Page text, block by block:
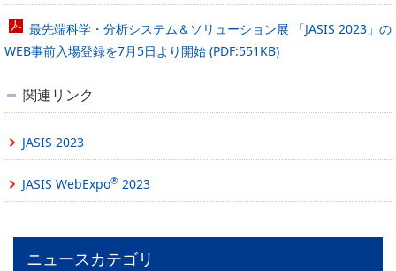
最先端科学・分析システム＆ソリューション展 「JASIS 2023」の
WEB事前入場登録を7月5日より開始 (PDF:551KB)
関連リンク
JASIS 2023
JASIS WebExpo®2023
ニュースカテゴリ